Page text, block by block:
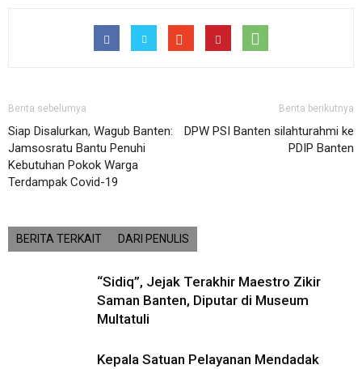
Berita sebelumya
Siap Disalurkan, Wagub Banten:
Jamsosratu Bantu Penuhi
Kebutuhan Pokok Warga
Terdampak Covid-19
Berita berikutnya
DPW PSI Banten silahturahmi ke
PDIP Banten
BERITA TERKAIT DARI PENULIS
“Sidiq”, Jejak Terakhir Maestro Zikir
Saman Banten, Diputar di Museum
Multatuli
Kepala Satuan Pelayanan Mendadak